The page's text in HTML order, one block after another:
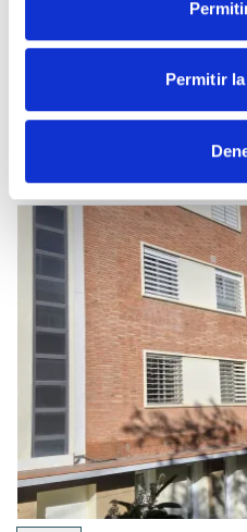
Permitir
Fundación Hospitalarias
acreditación LIBERA-
Inicio»